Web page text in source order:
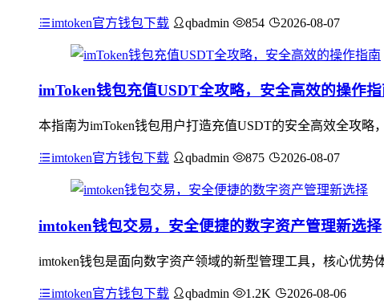
imtoken官方钱包下载 qbadmin 854 2026-08-07
imToken钱包充值USDT全攻略，安全高效的操作
本指南为imToken钱包用户打造充值USDT的安全高效全攻
imtoken官方钱包下载 qbadmin 875 2026-08-07
imtoken钱包交易，安全便捷的数字资产管理新选择
imtoken钱包是面向数字资产领域的新型管理工具，核心优
imtoken官方钱包下载 qbadmin 1.2K 2026-08-06